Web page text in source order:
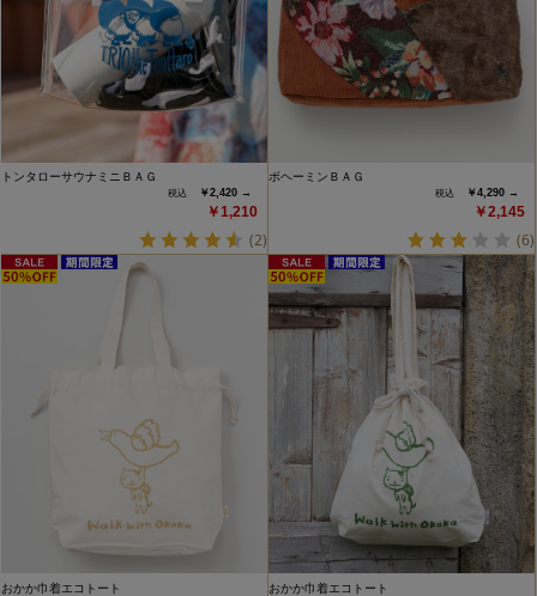
トンタローサウナミニＢＡＧ
￥2,420 →
￥1,210
(2)
ボヘーミンＢＡＧ
￥4,290 →
￥2,145
(6)
おかか巾着エコトート おかか巾着エコトート